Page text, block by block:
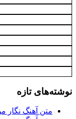
نوشته‌های تازه
متن آهنگ نگار